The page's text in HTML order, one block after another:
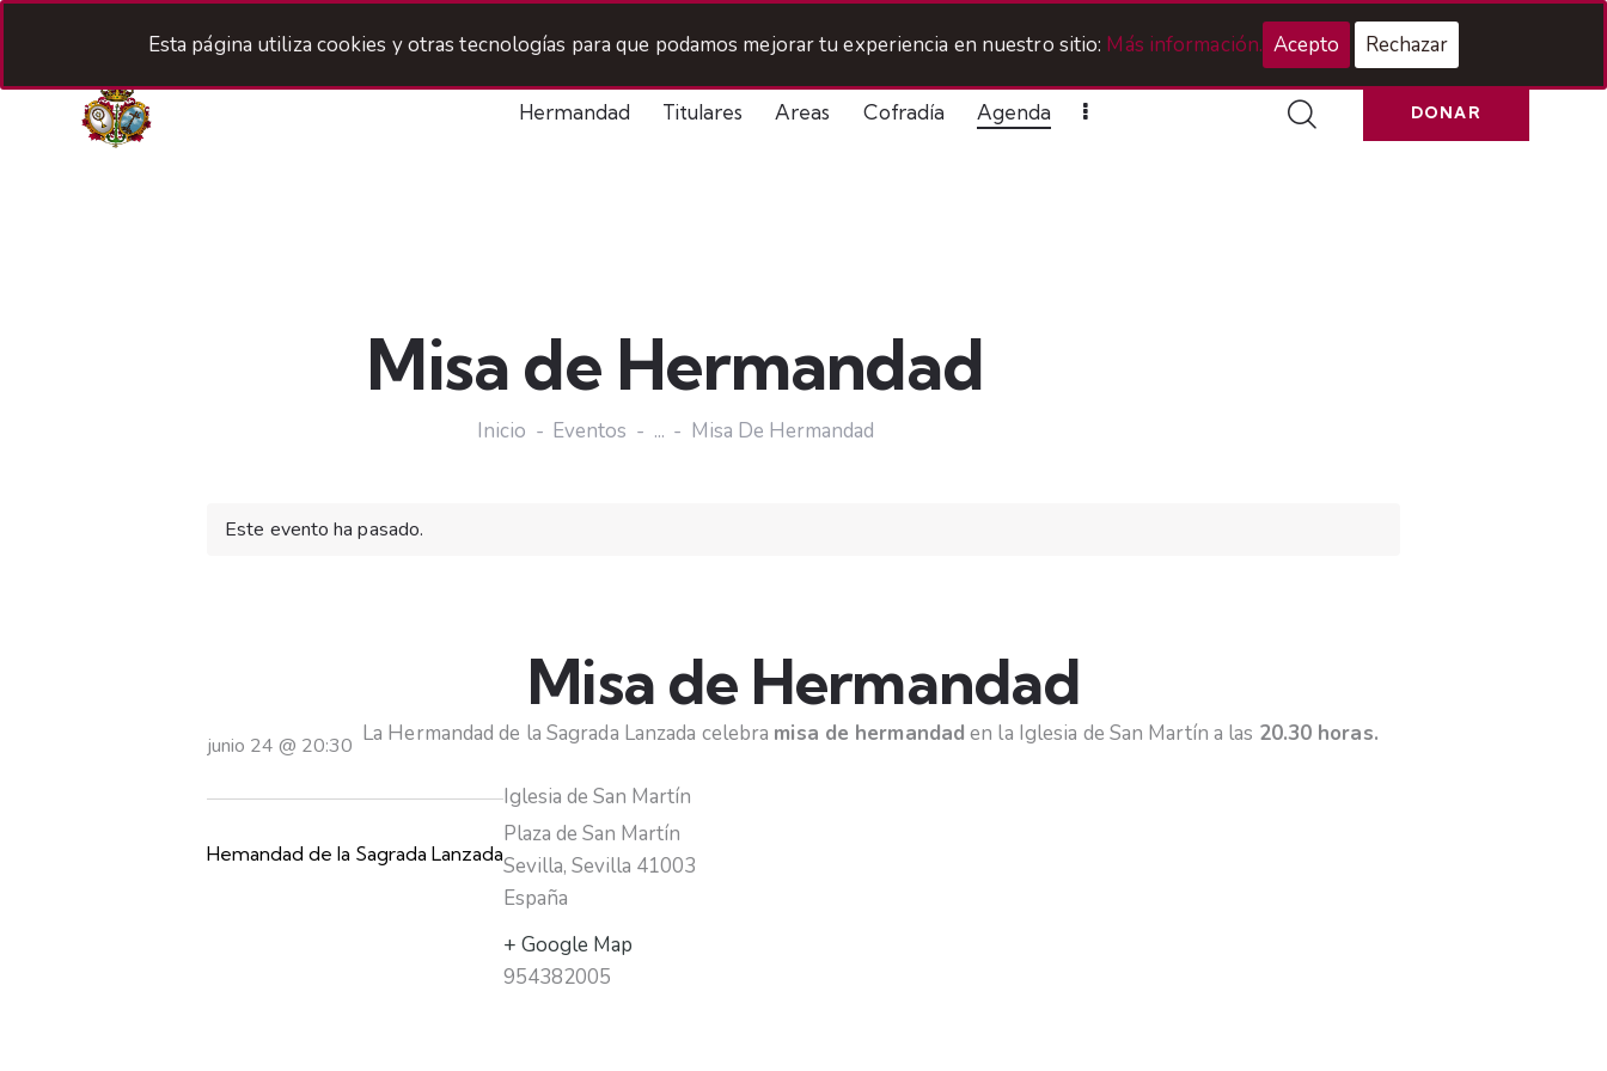
Acceso Hermanos
Hermandad Titulares Areas Cofradía Agenda DONAR
Misa de Hermandad
Inicio Eventos ... Misa De Hermandad
Este evento ha pasado.
Misa de Hermandad
junio 24 @ 20:30 La Hermandad de la Sagrada Lanzada celebra misa de hermandad en la Iglesia de San Martín a las 20.30 horas.
Hemandad de la Sagrada Lanzada
Iglesia de San Martín
Plaza de San Martín
Sevilla, Sevilla 41003
España
+ Google Map
954382005
Esta página utiliza cookies y otras tecnologías para que podamos mejorar tu experiencia en nuestro sitio: Más información. Acepto Rechazar